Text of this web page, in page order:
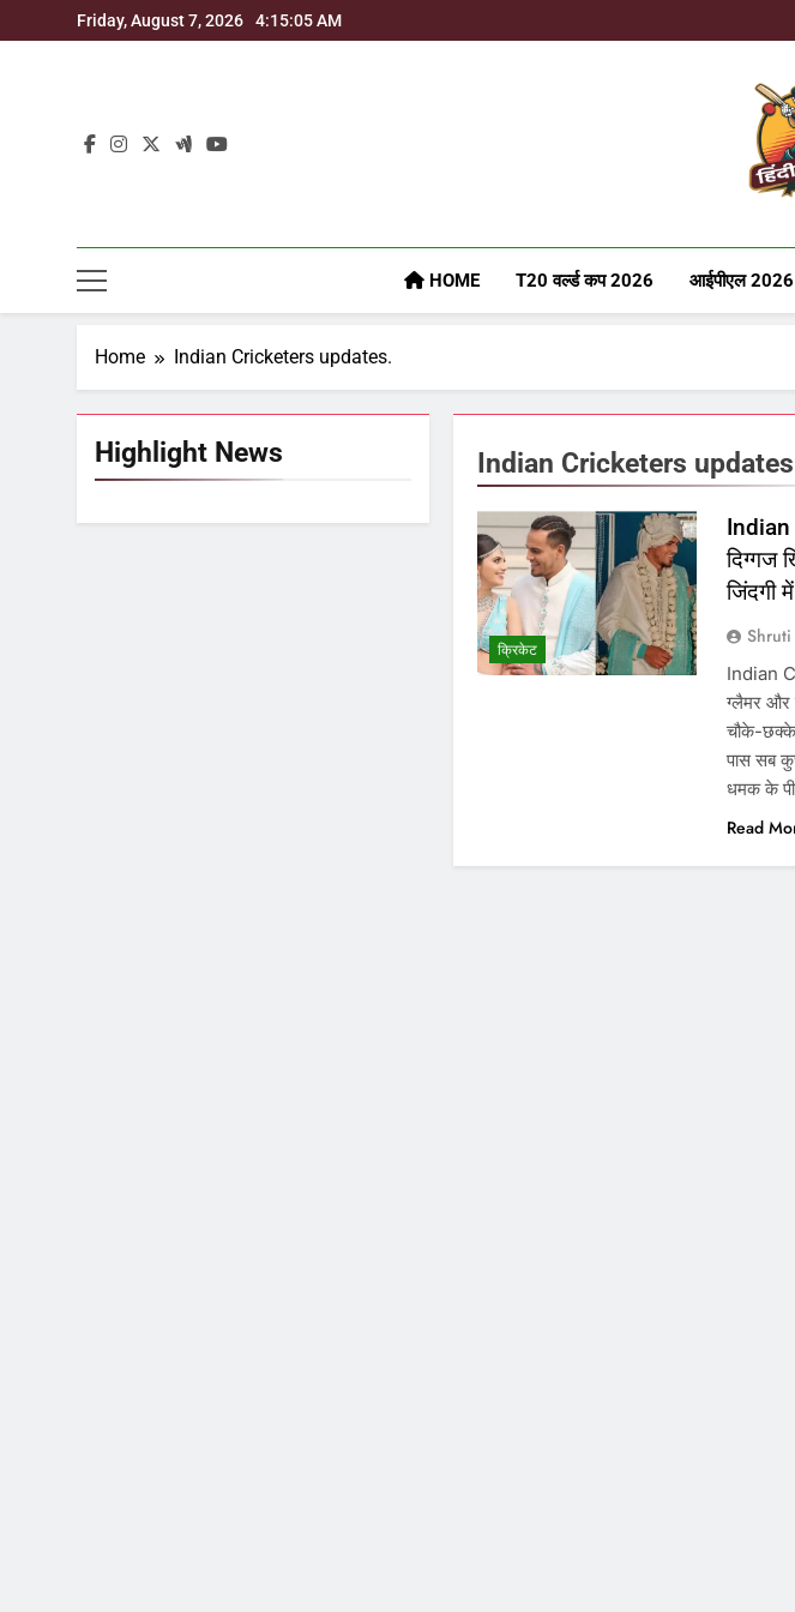
to
Friday, August 7, 2026 4:15:05 AM
HOME T20 वर्ल्ड कप 2026 आईपीएल 2026
Home Indian Cricketers updates.
Highlight News Indian Cricketers
क्रिकेट
Indian
दिग्गज
जिंदगी
Indian
ग्लैमर और
चौके-छक्के
पास सब
धमक के
Read